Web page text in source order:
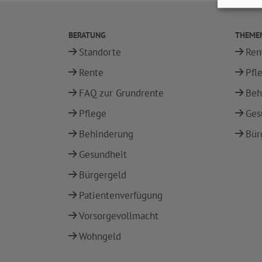
BERATUNG
Standorte
Rente
FAQ zur Grundrente
Pflege
Behinderung
Gesundheit
Bürgergeld
Patientenverfügung
Vorsorgevollmacht
Wohngeld